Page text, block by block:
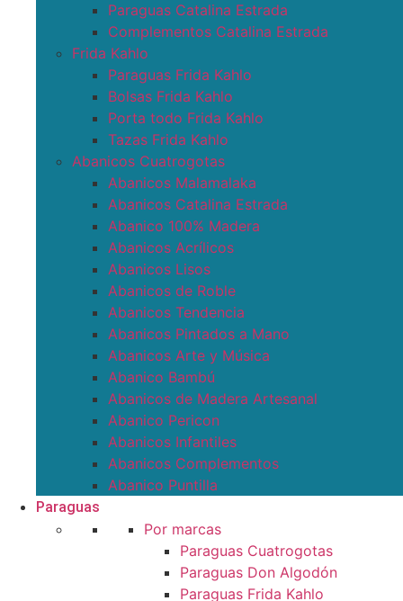
Paraguas Catalina Estrada
Complementos Catalina Estrada
Frida Kahlo
Paraguas Frida Kahlo
Bolsas Frida Kahlo
Porta todo Frida Kahlo
Tazas Frida Kahlo
Abanicos Cuatrogotas
Abanicos Malamalaka
Abanicos Catalina Estrada
Abanico 100% Madera
Abanicos Acrílicos
Abanicos Lisos
Abanicos de Roble
Abanicos Tendencia
Abanicos Pintados a Mano
Abanicos Arte y Música
Abanico Bambú
Abanicos de Madera Artesanal
Abanico Pericon
Abanicos Infantiles
Abanicos Complementos
Abanico Puntilla
Paraguas
Por marcas
Paraguas Cuatrogotas
Paraguas Don Algodón
Paraguas Frida Kahlo